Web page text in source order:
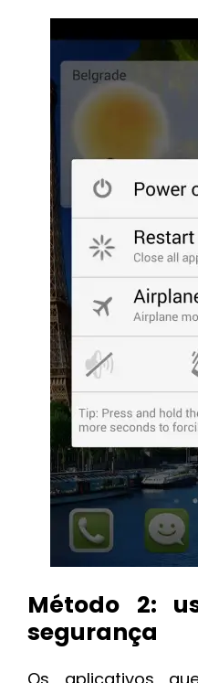
Método 2:
segurança